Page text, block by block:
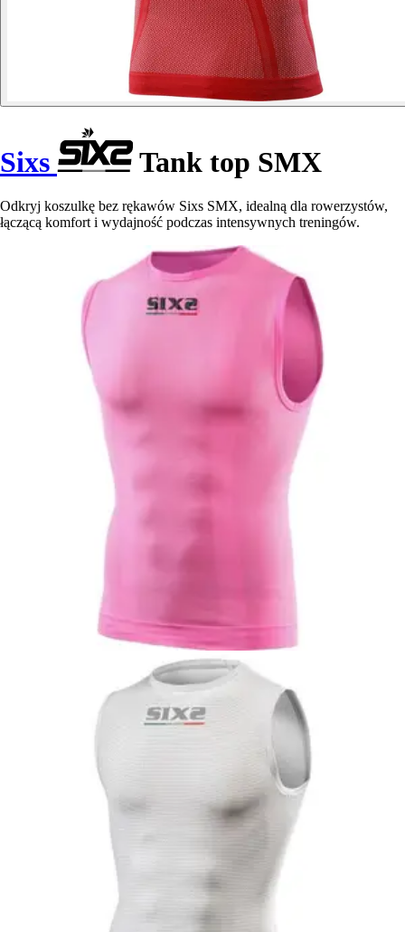
Sixs Tank top SMX
Odkryj koszulkę bez rękawów Sixs SMX, idealną dla rowerzystów,
łączącą komfort i wydajność podczas intensywnych treningów.